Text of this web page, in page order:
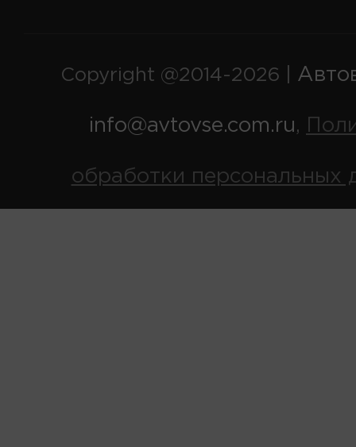
Copyright @2014-2026 |
info@avtovse.com.ru,
обработки персональных